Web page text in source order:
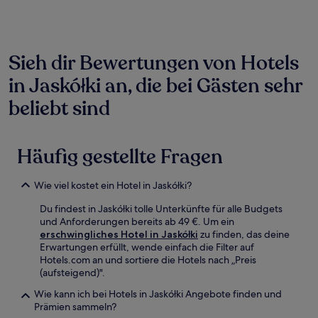
1 Übernachtung
von
2 Erwachsenen
gefunden
wurde.
Preise
können
ändern.
können
zusätzliche
Bedingungen
gelten.
Sieh dir Bewertungen von Hotels
in Jaskółki an, die bei Gästen sehr
beliebt sind
Häufig gestellte Fragen
Wie viel kostet ein Hotel in Jaskółki?
Du findest in Jaskółki tolle Unterkünfte für alle Budgets
und Anforderungen bereits ab 49 €. Um ein
erschwingliches Hotel in Jaskółki zu finden, das deine
Erwartungen erfüllt, wende einfach die Filter auf
Hotels.com an und sortiere die Hotels nach „Preis
(aufsteigend)".
Wie kann ich bei Hotels in Jaskółki Angebote finden und
Prämien sammeln?